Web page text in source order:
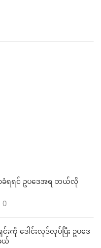
ခံရရင် ဥပဒေအရ ဘယ်လို
0
ကို ဒေါင်းလုဒ်လုပ်ပြီး ဥပဒေ
ယ်